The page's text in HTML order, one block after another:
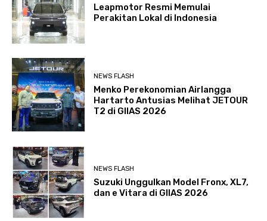
Leapmotor Resmi Memulai
Perakitan Lokal di Indonesia
NEWS FLASH
Menko Perekonomian Airlangga
Hartarto Antusias Melihat JETOUR
T2 di GIIAS 2026
NEWS FLASH
Suzuki Unggulkan Model Fronx, XL7,
dan e Vitara di GIIAS 2026